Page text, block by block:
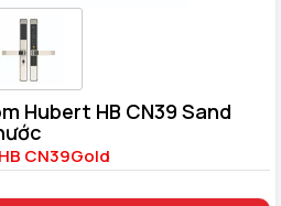
Hubert HB CN39 Sand
HB CN39Gold